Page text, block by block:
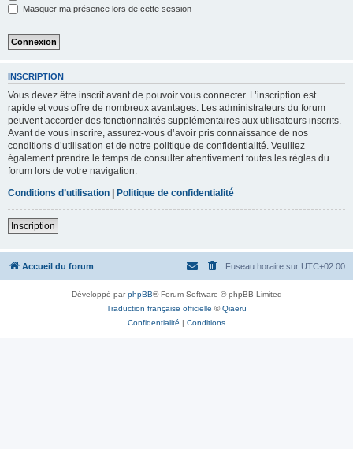
Masquer ma présence lors de cette session
INSCRIPTION
Vous devez être inscrit avant de pouvoir vous connecter. L’inscription est
rapide et vous offre de nombreux avantages. Les administrateurs du forum
peuvent accorder des fonctionnalités supplémentaires aux utilisateurs inscrits.
Avant de vous inscrire, assurez-vous d’avoir pris connaissance de nos
conditions d’utilisation et de notre politique de confidentialité. Veuillez
également prendre le temps de consulter attentivement toutes les règles du
forum lors de votre navigation.
Conditions d’utilisation | Politique de confidentialité
Inscription
Accueil du forum Fuseau horaire sur UTC+02:00
Développé parphpBB® Forum Software © phpBB Limited
Traduction française officielle ©Qiaeru
Confidentialité | Conditions